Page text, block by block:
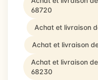
68720
Achat et livraison
Achat et livraison
Achat et livraison
68230